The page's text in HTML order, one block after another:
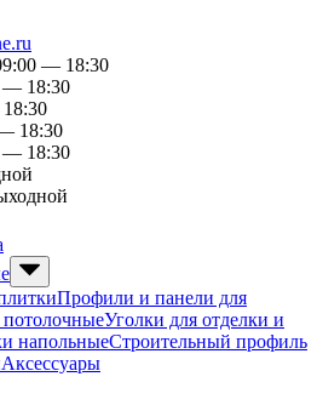
— 18:30
— 18:30
18:30
— 18:30
Профили и панели для
Уголки для отделки и
напольныеСтроительный профиль
Аксессуары